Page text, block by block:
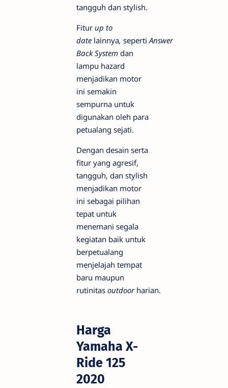
tangguh dan stylish.
Fitur up to
date lainnya, sepertiAnswer
Back System dan
lampu hazard
menjadikan motor
ini semakin
sempurna untuk
digunakan oleh para
petualang sejati.
Dengan desain serta
fitur yang agresif,
tangguh, dan stylish
menjadikan motor
ini sebagai pilihan
tepat untuk
menemani segala
kegiatan baik untuk
berpetualang
menjelajah tempat
baru maupun
rutinitas outdoor harian.
Harga
Yamaha X-
Ride 125
2020